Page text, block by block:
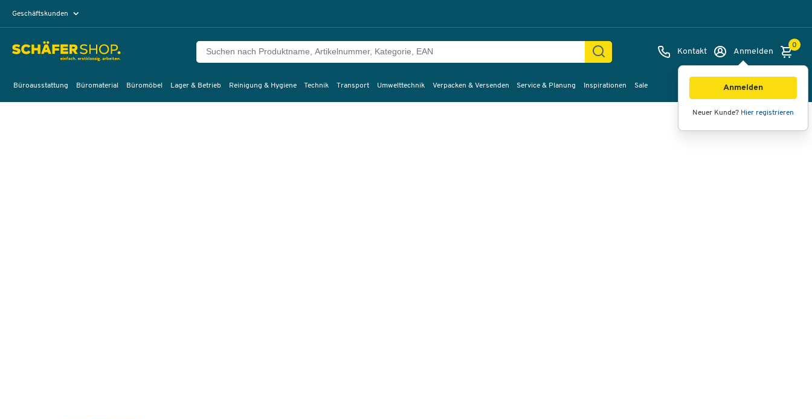
Geschäftskunden
Kontakt Anmelden
Anmelden
Neuer Kunde? Hier registrieren
0
Büroausstattung Büromaterial Büromöbel Lager & Betrieb Reinigung & Hygiene Technik Transport Umwelttechnik Verpacken & Versenden Service & Planung Inspirationen Sale
Bilder Videos 360°-Ansicht